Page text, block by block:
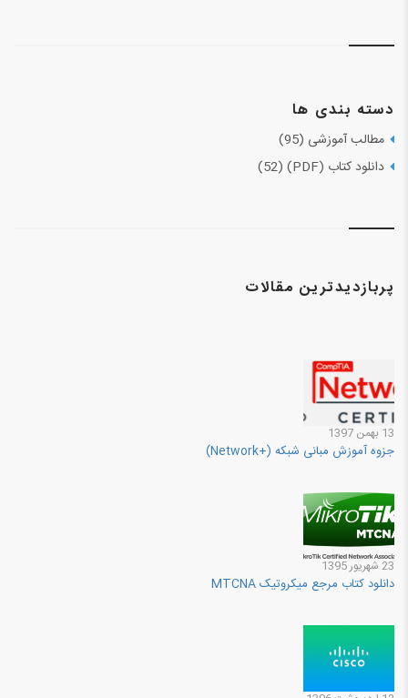
دسته بندی ها
مطالب آموزشی (95)
دانلود کتاب (PDF) (52)
پربازدیدترین مقالات
13 بهمن 1397
جزوه آموزش مبانی شبکه (+Network)
23 شهريور 1395
دانلود کتاب مرجع میکروتیک MTCNA